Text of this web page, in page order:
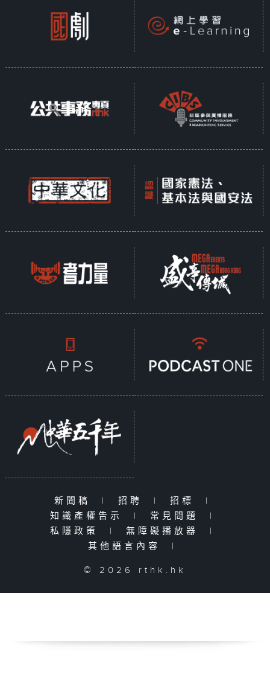
新聞稿 | 招聘 | 招標
|
知識產權告示
| 常見問題
|
私隱政策
| 無障礙播放器
|
其他語言內容
|
© 2026 rthk.hk